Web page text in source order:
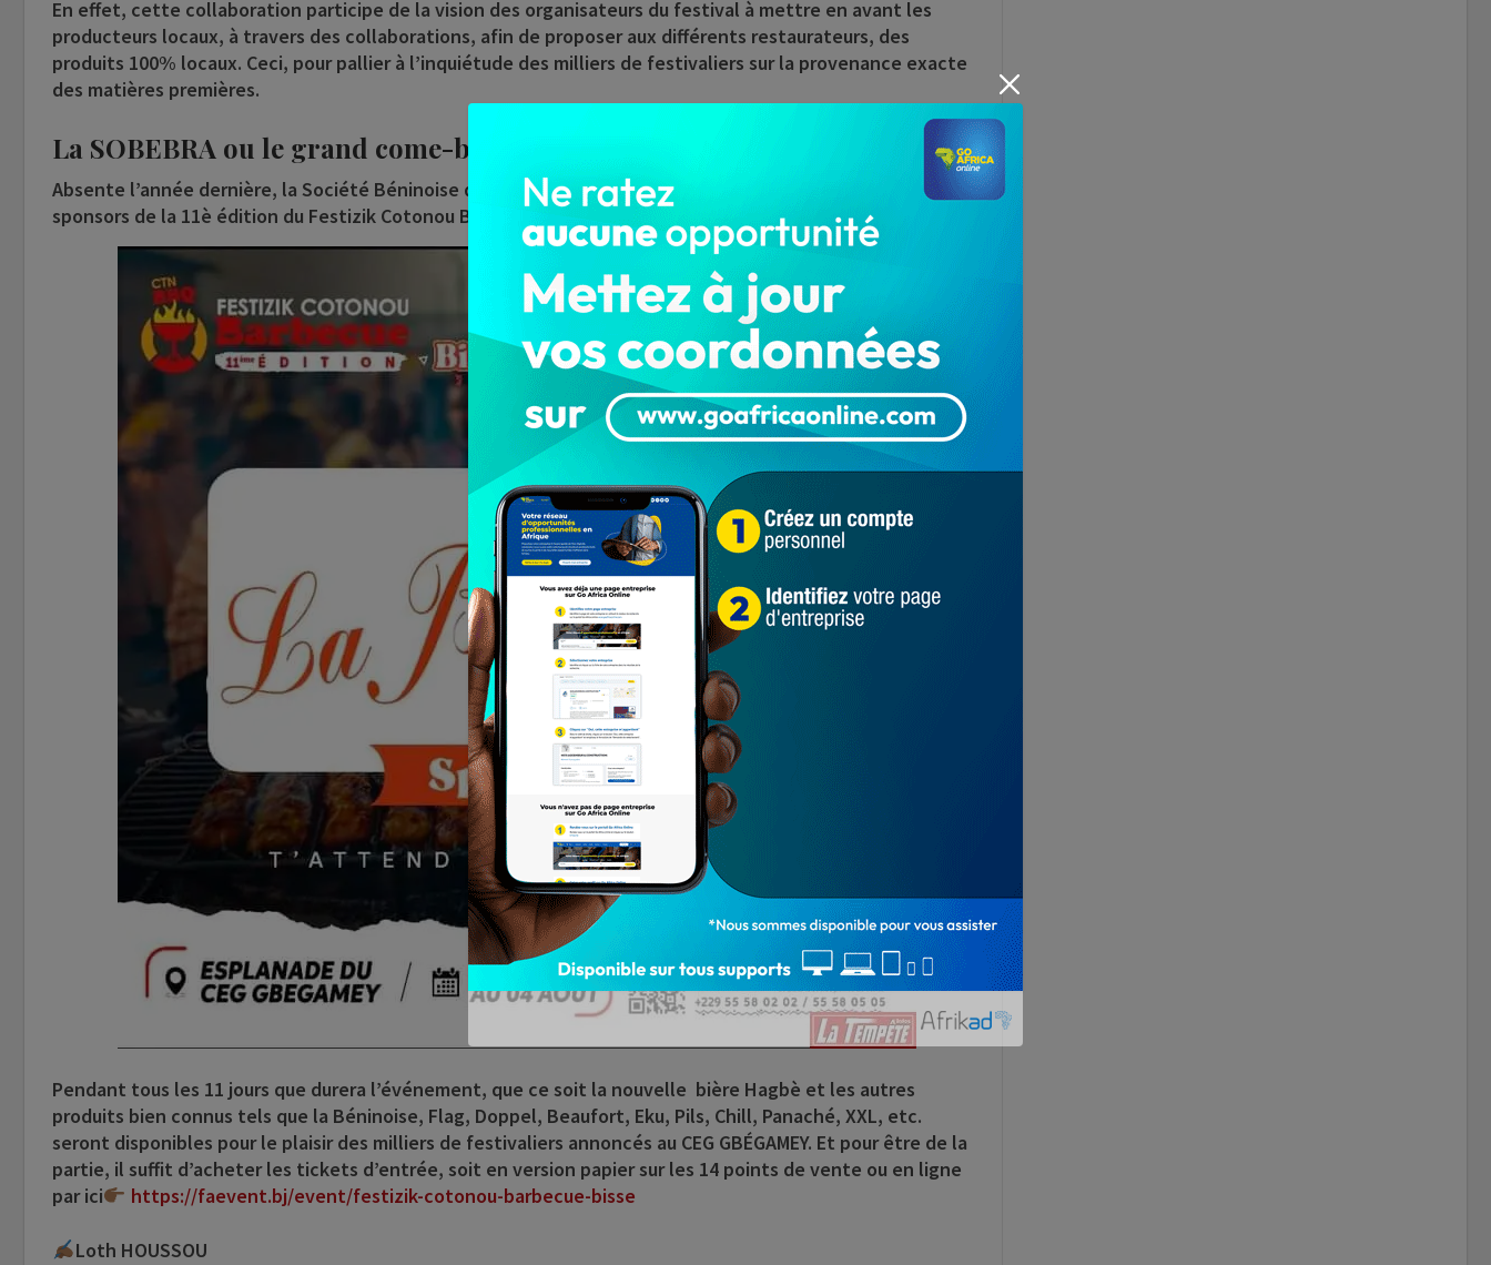
En effet, cette collaboration participe de la vision des organisateurs du festival à mettre en avant les
producteurs locaux, à travers des collaborations, afin de proposer aux différents restaurateurs, des
produits 100% locaux. Ceci, pour pallier à l’inquiétude des milliers de festivaliers sur la provenance exacte
des matières premières.
La SOBEBRA ou le grand come-back
Absente l’année dernière, la Société Béninoise de Boissons Rafraîchissantes
sponsors de la 11è édition du Festizik Cotonou Barbecue.
Pendant tous les 11 jours que durera l’événement, que ce soit la nouvelle bière Hagbè et les autres
produits bien connus tels que la Béninoise, Flag, Doppel, Beaufort, Eku, Pils, Chill, Panaché, XXL, etc.
seront disponibles pour le plaisir des milliers de festivaliers annoncés au CEG GBÉGAMEY. Et pour être de la
partie, il suffit d’acheter les tickets d’entrée, soit en version papier sur les 14 points de vente ou en ligne
par ici
https://faevent.bj/event/festizik-cotonou-barbecue-bisse
Loth HOUSSOU